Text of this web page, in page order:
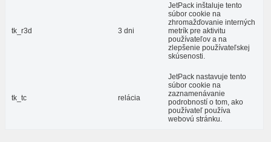
tk_r3d 3 dni
JetPack inštaluje tento
súbor cookie na
zhromažďovanie interných
metrík pre aktivitu
používateľov a na
zlepšenie používateľskej
skúsenosti.
tk_tc relácia
JetPack nastavuje tento
súbor cookie na
zaznamenávanie
podrobností o tom, ako
používateľ používa
webovú stránku.